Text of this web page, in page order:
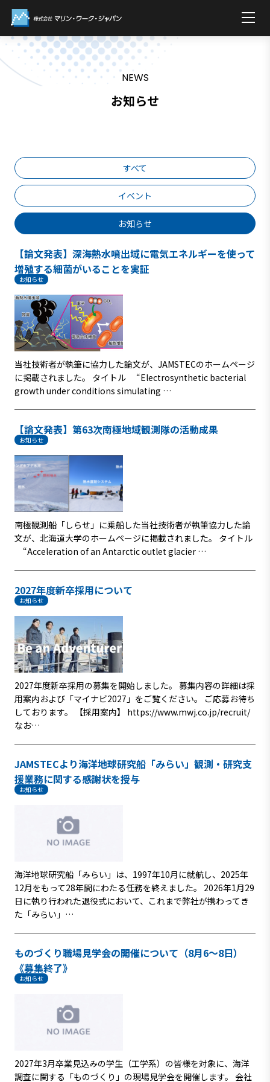
NEWS
お知らせ
すべて
イベント
お知らせ
【論文発表】深海熱水噴出域に電気エネルギーを使って
増殖する細菌がいることを実証
お知らせ
当社技術者が執筆に協力した論文が、JAMSTECのホームページ
に掲載されました。 タイトル “Electrosynthetic bacterial
growth under conditions simulating …
【論文発表】第63次南極地域観測隊の活動成果
お知らせ
南極観測船「しらせ」に乗船した当社技術者が執筆協力した論
文が、北海道大学のホームページに掲載されました。 タイトル
“Acceleration of an Antarctic outlet glacier …
2027年度新卒採用について
お知らせ
2027年度新卒採用の募集を開始しました。 募集内容の詳細は採
用案内および「マイナビ2027」をご覧ください。 ご応募お待ち
しております。 【採用案内】 https://www.mwj.co.jp/recruit/
なお…
JAMSTECより海洋地球研究船「みらい」観測・研究支
援業務に関する感謝状を授与
お知らせ
海洋地球研究船「みらい」は、1997年10月に就航し、2025年
12月をもって28年間にわたる任務を終えました。 2026年1月29
日に執り行われた退役式において、これまで弊社が携わってき
た「みらい」…
ものづくり職場見学会の開催について（8月6～8日）
《募集終了》
お知らせ
2027年3月卒業見込みの学生（工学系）の皆様を対象に、海洋
調査に関する「ものづくり」の現場見学会を開催します。 会社